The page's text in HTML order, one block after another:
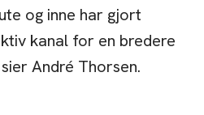
og inne har gjort
kanal for en bredere
André Thorsen.